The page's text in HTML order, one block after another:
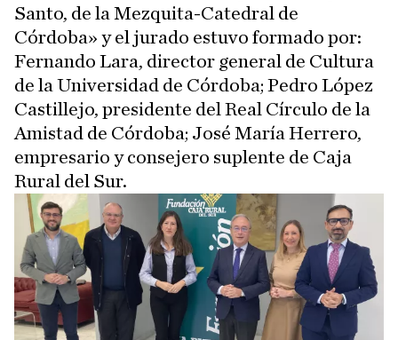
Santo, de la Mezquita-Catedral de
Córdoba» y el jurado estuvo formado por:
Fernando Lara, director general de Cultura
de la Universidad de Córdoba; Pedro López
Castillejo, presidente del Real Círculo de la
Amistad de Córdoba; José María Herrero,
empresario y consejero suplente de Caja
Rural del Sur.